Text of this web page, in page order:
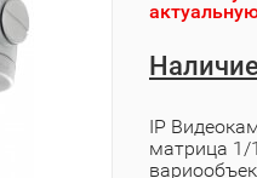
IP
матрица 1/